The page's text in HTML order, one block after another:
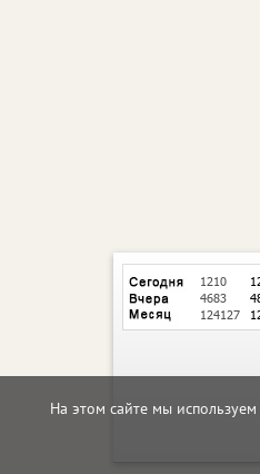
На этом сайте мы используем